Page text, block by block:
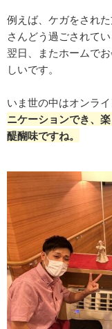
例えば、ケガをされ
さんどう過ごされて
翌日、またホームで
しいです。
いま世の中はオンライ
ニケーションでき、
醍醐味ですね。